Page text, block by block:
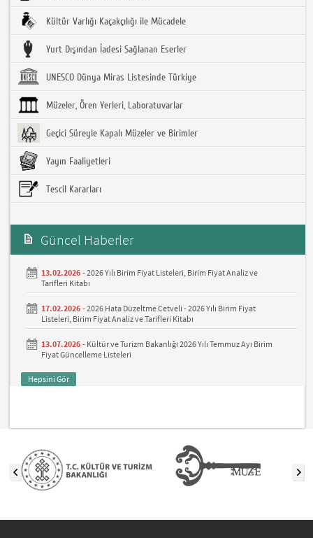
Kültür Varlığı Kaçakçılığı ile Mücadele
Yurt Dışından İadesi Sağlanan Eserler
UNESCO Dünya Miras Listesinde Türkiye
Müzeler, Ören Yerleri, Laboratuvarlar
Geçici Süreyle Kapalı Müzeler ve Birimler
Yayın Faaliyetleri
Tescil Kararları
Güncel Haberler
13.02.2026 -2026 Yılı Birim Fiyat Listeleri, Birim Fiyat Analiz ve
Tarifleri Kitabı
17.02.2026 -2026 Hata Düzeltme Cetveli - 2026 Yılı Birim Fiyat
Listeleri, Birim Fiyat Analiz ve Tarifleri Kitabı
13.07.2026 - Kültür ve Turizm Bakanlığı 2026 Yılı Temmuz Ayı Birim
Fiyat Güncelleme Listeleri
Hepsini Gör